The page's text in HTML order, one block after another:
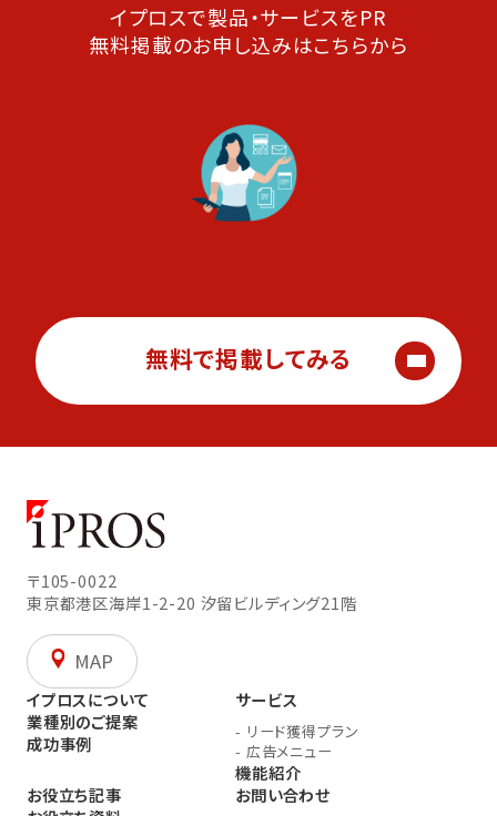
イプロスで製品・サービスをPR
無料掲載のお申し込みはこちらから
無料で掲載してみる
〒105-0022
東京都港区海岸1-2-20 汐留ビルディング21階
MAP
イプロスについて
業種別のご提案
成功事例
サービス
- リード獲得プラン
- 広告メニュー
機能紹介
お役立ち記事
お問い合わせ